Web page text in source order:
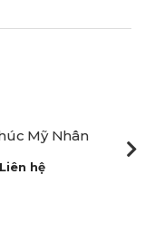
Mỹ Nhân
Liên hệ